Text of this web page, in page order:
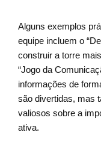
Alguns exemplos
equipe incluem o
construir a torre
“Jogo da
informações de
são divertidas, mas
valiosos sobre a
ativa.